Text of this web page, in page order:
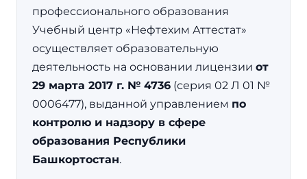
профессионального образования
Учебный центр «Нефтехим Аттестат»
осуществляет образовательную
деятельность на основании лицензии от
29 марта 2017 г. № 4736 (серия 02 Л 01 №
0006477), выданной управлением по
контролю и надзору в сфере
образования Республики
Башкортостан.